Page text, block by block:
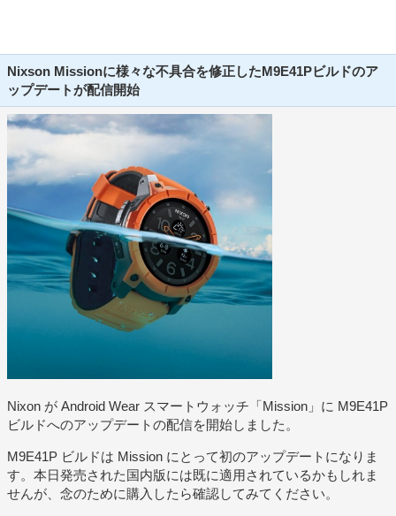
Nixson Missionに様々な不具合を修正したM9E41Pビルドのア
ップデートが配信開始
Nixon が Android Wear スマートウォッチ「Mission」に M9E41P
ビルドへのアップデートの配信を開始しました。
M9E41P ビルドは Mission にとって初のアップデートになりま
す。本日発売された国内版には既に適用されているかもしれま
せんが、念のために購入したら確認してみてください。